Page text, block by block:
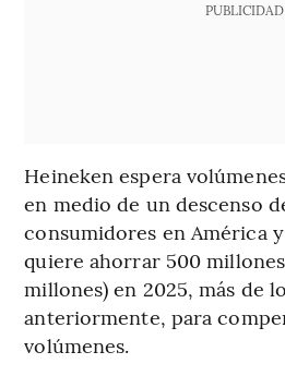
PUBLICIDAD
Heineken espera
en medio de un descenso
consumidores en América
quiere ahorrar 500
millones) en 2025, más de
anteriormente, para
volúmenes.